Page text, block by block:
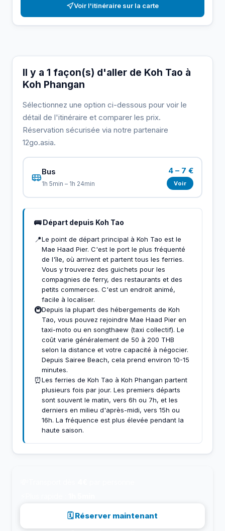
Voir l'itinéraire sur la carte
Il y a 1 façon(s) d'aller de Koh Tao à
Koh Phangan
Sélectionnez une option ci-dessous pour voir le
détail de l'itinéraire et comparer les prix.
Réservation sécurisée via notre partenaire
12go.asia.
Bus
1h 5min – 1h 24min
4 – 7 €
Voir
🚌 Départ depuis Koh Tao
📍Le point de départ principal à Koh Tao est le
Mae Haad Pier. C'est le port le plus fréquenté
de l'île, où arrivent et partent tous les ferries.
Vous y trouverez des guichets pour les
compagnies de ferry, des restaurants et des
petits commerces. C'est un endroit animé,
facile à localiser.
🚇Depuis la plupart des hébergements de Koh
Tao, vous pouvez rejoindre Mae Haad Pier en
taxi-moto ou en songthaew (taxi collectif). Le
coût varie généralement de 50 à 200 THB
selon la distance et votre capacité à négocier.
Depuis Sairee Beach, cela prend environ 10-15
minutes.
⏰Les ferries de Koh Tao à Koh Phangan partent
plusieurs fois par jour. Les premiers départs
sont souvent le matin, vers 6h ou 7h, et les
derniers en milieu d'après-midi, vers 15h ou
16h. La fréquence est plus élevée pendant la
haute saison.
🗓 Réserver maintenant